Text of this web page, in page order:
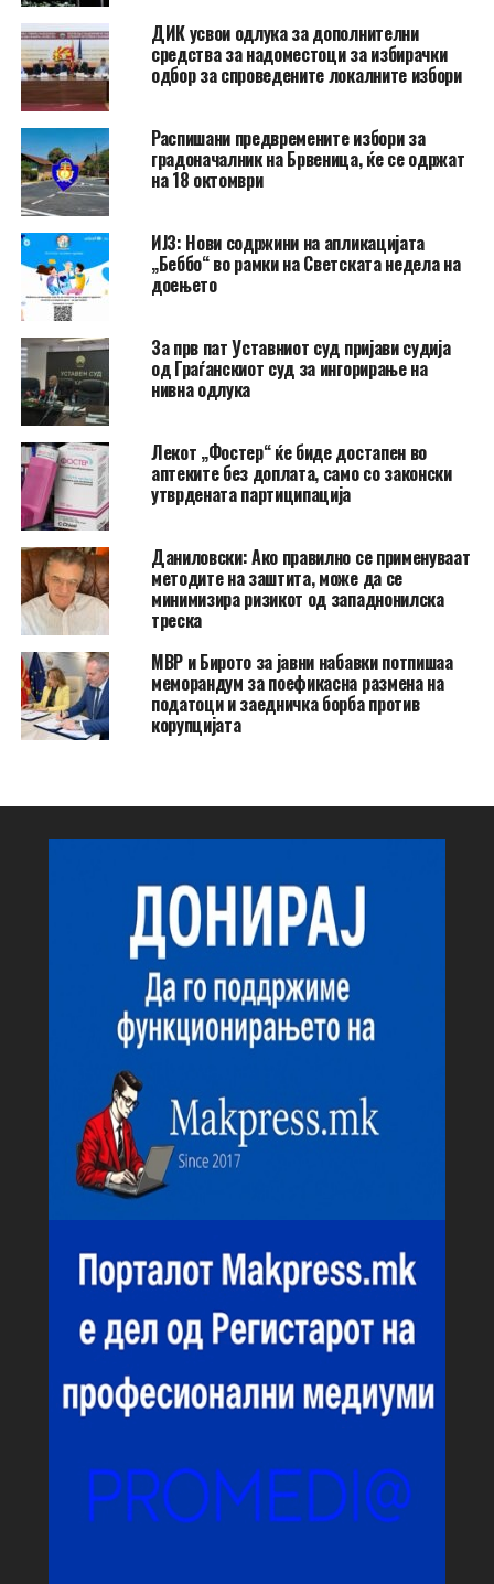
ДИК усвои одлука за дополнителни
средства за надоместоци за избирачки
одбор за спроведените локалните избори
Распишани предвремените избори за
градоначалник на Брвеница, ќе се одржат
на 18 октомври
ИЈЗ: Нови содржини на апликацијата
„Беббо“ во рамки на Светската недела на
доењето
За прв пат Уставниот суд пријави судија
од Граѓанскиот суд за ингорирање на
нивна одлука
Лекот „Фостер“ ќе биде достапен во
аптеките без доплата, само со законски
утврдената партиципација
Даниловски: Ако правилно се применуваат
методите на заштита, може да се
минимизира ризикот од западнонилска
треска
МВР и Бирото за јавни набавки потпишаа
меморандум за поефикасна размена на
податоци и заедничка борба против
корупцијата